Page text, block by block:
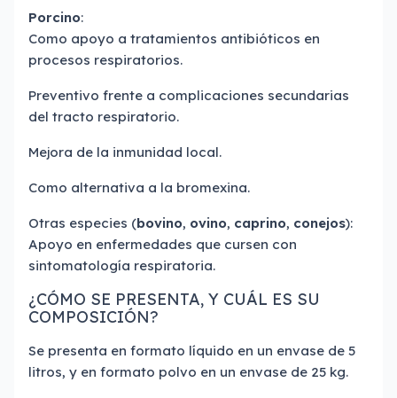
Porcino:
Como apoyo a tratamientos antibióticos en
procesos respiratorios.
Preventivo frente a complicaciones secundarias
del tracto respiratorio.
Mejora de la inmunidad local.
Como alternativa a la bromexina.
Otras especies (bovino, ovino, caprino, conejos):
Apoyo en enfermedades que cursen con
sintomatología respiratoria.
¿CÓMO SE PRESENTA, Y CUÁL ES SU
COMPOSICIÓN?
Se presenta en formato líquido en un envase de 5
litros, y en formato polvo en un envase de 25 kg.